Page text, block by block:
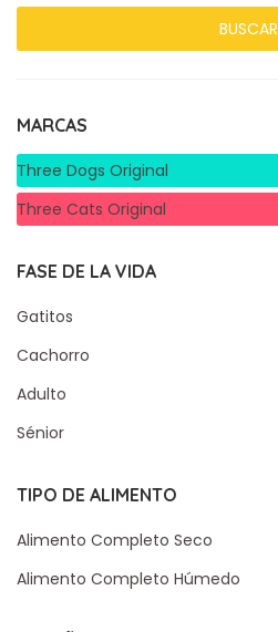
BUSCAR
MARCAS
Three Dogs Original
Three Cats Original
FASE DE LA VIDA
Gatitos
Cachorro
Adulto
Sénior
TIPO DE ALIMENTO
Alimento Completo Seco
Alimento Completo Húmedo